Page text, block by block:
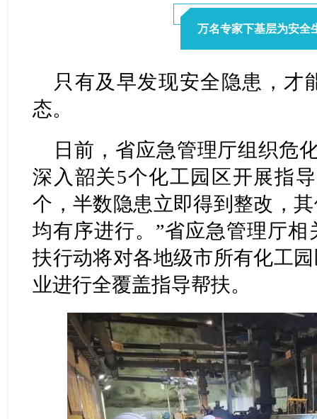
万名专家下基层为安全
只有及早发现安全隐患，才
态。
日前，省应急管理厅组织危
深入韶关5个化工园区开展指
个，半数隐患立即得到整改，
均有序进行。”省应急管理厅
扶行动将对各地级市所有化工
业进行全覆盖指导帮扶。